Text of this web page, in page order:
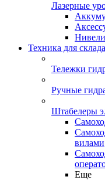
Лазерные
Техника для склада
Тележки
Ручные
Штабелеры
вилами
Еще